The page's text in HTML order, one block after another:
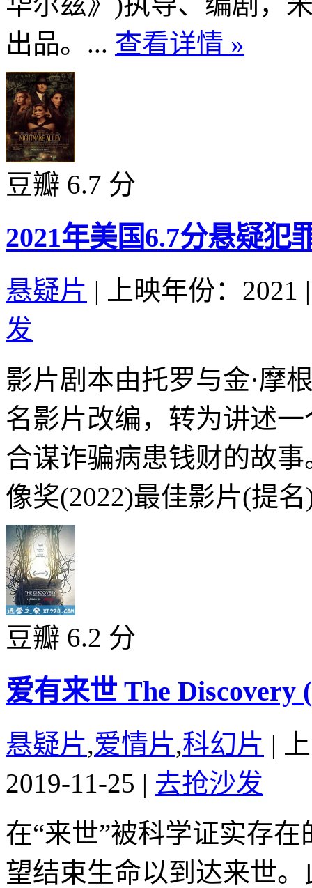
出品。... 查看详情 »
豆瓣 6.7 分
2021年美国6.7分悬疑犯
悬疑片 | 上映年份：2021 |
发
影片剧本由托罗与金·摩
名影片改编，转为讲述
合谋诈骗病患钱财的故
像奖(2022)最佳影片(提
豆瓣 6.2 分
爱有来世 The Discovery
悬疑片,爱情片,科幻片 |
2019-11-25 | 去抢沙发
在“来世”被科学证实存
望结束生命以到达来世